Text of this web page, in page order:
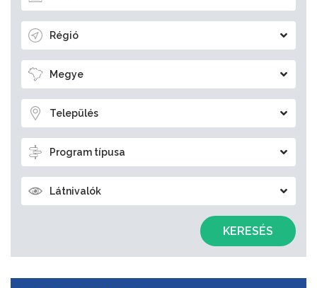
Régió
Megye
Település
Program típusa
Látnivalók
KERESÉS